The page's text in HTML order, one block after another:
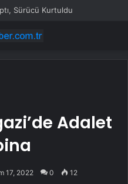
Sürücü Kurtuldu
Adalet
17, 2022 0 12